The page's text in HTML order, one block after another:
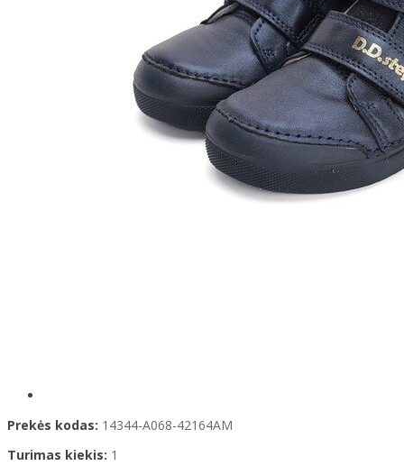
Prekės kodas: 14344-A068-42164AM
Turimas kiekis: 1